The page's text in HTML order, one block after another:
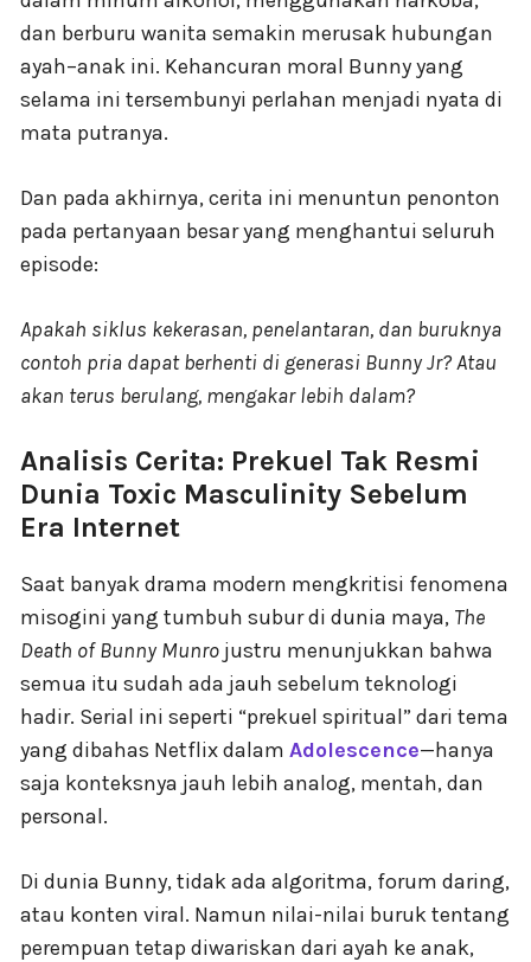
dan berburu wanita semakin merusak hubungan
ayah–anak ini. Kehancuran moral Bunny yang
selama ini tersembunyi perlahan menjadi nyata di
mata putranya.
Dan pada akhirnya, cerita ini menuntun penonton
pada pertanyaan besar yang menghantui seluruh
episode:
Apakah siklus kekerasan, penelantaran, dan buruknya
contoh pria dapat berhenti di generasi Bunny Jr? Atau
akan terus berulang, mengakar lebih dalam?
Analisis Cerita: Prekuel Tak Resmi
Dunia Toxic Masculinity Sebelum
Era Internet
Saat banyak drama modern mengkritisi fenomena
misogini yang tumbuh subur di dunia maya, The
Death of Bunny Munro justru menunjukkan bahwa
semua itu sudah ada jauh sebelum teknologi
hadir. Serial ini seperti “prekuel spiritual” dari tema
yang dibahas Netflix dalam Adolescence—hanya
saja konteksnya jauh lebih analog, mentah, dan
personal.
Di dunia Bunny, tidak ada algoritma, forum daring,
atau konten viral. Namun nilai-nilai buruk tentang
perempuan tetap diwariskan dari ayah ke anak,